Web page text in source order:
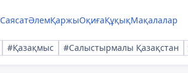
СаясатӘлемҚаржыОқиғаҚұқықМақалалар
#Қазақмыс #Салыстырмалы Қазақстан